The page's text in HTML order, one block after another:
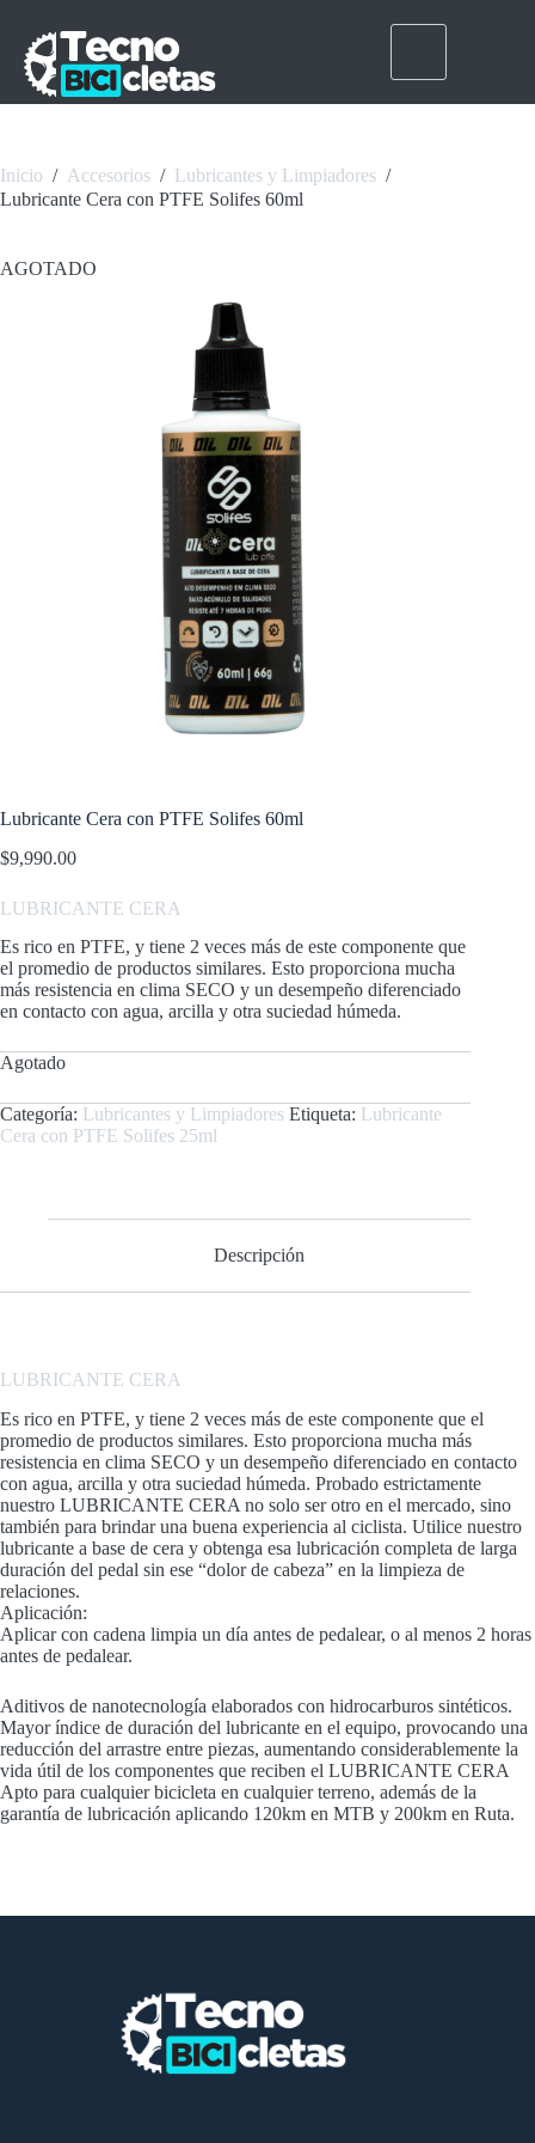
contenido
Inicio / Accesorios / Lubricantes y Limpiadores /
Lubricante Cera con PTFE Solifes 60ml
AGOTADO
Lubricante Cera con PTFE Solifes 60ml
$9,990.00
LUBRICANTE CERA
Es rico en PTFE, y tiene 2 veces más de este componente que
el promedio de productos similares. Esto proporciona mucha
más resistencia en clima SECO y un desempeño diferenciado
en contacto con agua, arcilla y otra suciedad húmeda.
Agotado
Categoría: Lubricantes y Limpiadores Etiqueta: Lubricante
Cera con PTFE Solifes 25ml
Descripción
LUBRICANTE CERA
Es rico en PTFE, y tiene 2 veces más de este componente que el
promedio de productos similares. Esto proporciona mucha más
resistencia en clima SECO y un desempeño diferenciado en contacto
con agua, arcilla y otra suciedad húmeda. Probado estrictamente
nuestro LUBRICANTE CERA no solo ser otro en el mercado, sino
también para brindar una buena experiencia al ciclista. Utilice nuestro
lubricante a base de cera y obtenga esa lubricación completa de larga
duración del pedal sin ese “dolor de cabeza” en la limpieza de
relaciones.
Aplicación:
Aplicar con cadena limpia un día antes de pedalear, o al menos 2 horas
antes de pedalear.
Aditivos de nanotecnología elaborados con hidrocarburos sintéticos.
Mayor índice de duración del lubricante en el equipo, provocando una
reducción del arrastre entre piezas, aumentando considerablemente la
vida útil de los componentes que reciben el LUBRICANTE CERA
Apto para cualquier bicicleta en cualquier terreno, además de la
garantía de lubricación aplicando 120km en MTB y 200km en Ruta.